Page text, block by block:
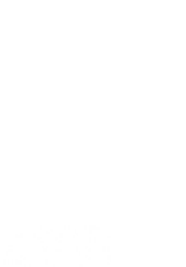
указанного на